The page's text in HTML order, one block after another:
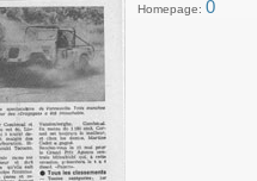
Homepage: 0